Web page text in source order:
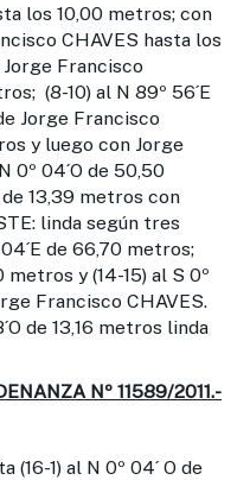
los 10,00 metros; con
CHAVES hasta los
Francisco
(8-10) al N 89º 56´E
Jorge Francisco
y luego con Jorge
0º 04´O de 50,50
de 13,39 metros con
linda según tres
de 66,70 metros;
metros y (14-15) al S 0º
Francisco CHAVES.
de 13,16 metros linda
Nº 11589/2011.-
(16-1) al N 0º 04´ O de